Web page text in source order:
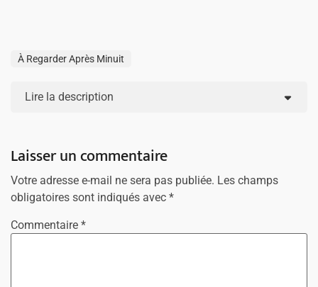
À Regarder Après Minuit
Lire la description
Laisser un commentaire
Votre adresse e-mail ne sera pas publiée. Les champs
obligatoires sont indiqués avec *
Commentaire *